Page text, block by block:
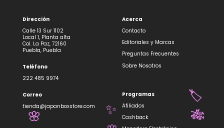
Dirección
Calle 13 Sur 1102
Local 1, Planta alta
Col. La Paz, 72160
Puebla, Puebla
Teléfono
222 485 9974
Correo
tienda@japanboxstore.com
Acerca
Contacto
Editoriales y Marcas
Preguntas Frecuentes
Sobre Nosotros
Programas
Afiliados
Cashback
🎋
🏷️
✨